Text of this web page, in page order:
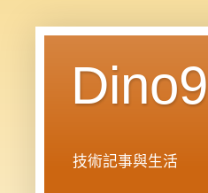
技術記事與生活